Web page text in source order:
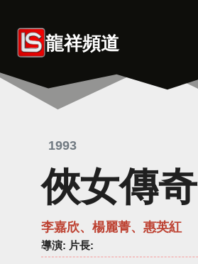
content 龍祥頻道
1993
俠女傳奇
李嘉欣、楊麗菁、惠英紅
導演: 片長: